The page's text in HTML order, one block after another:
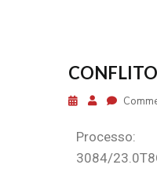
Processo:
3084/